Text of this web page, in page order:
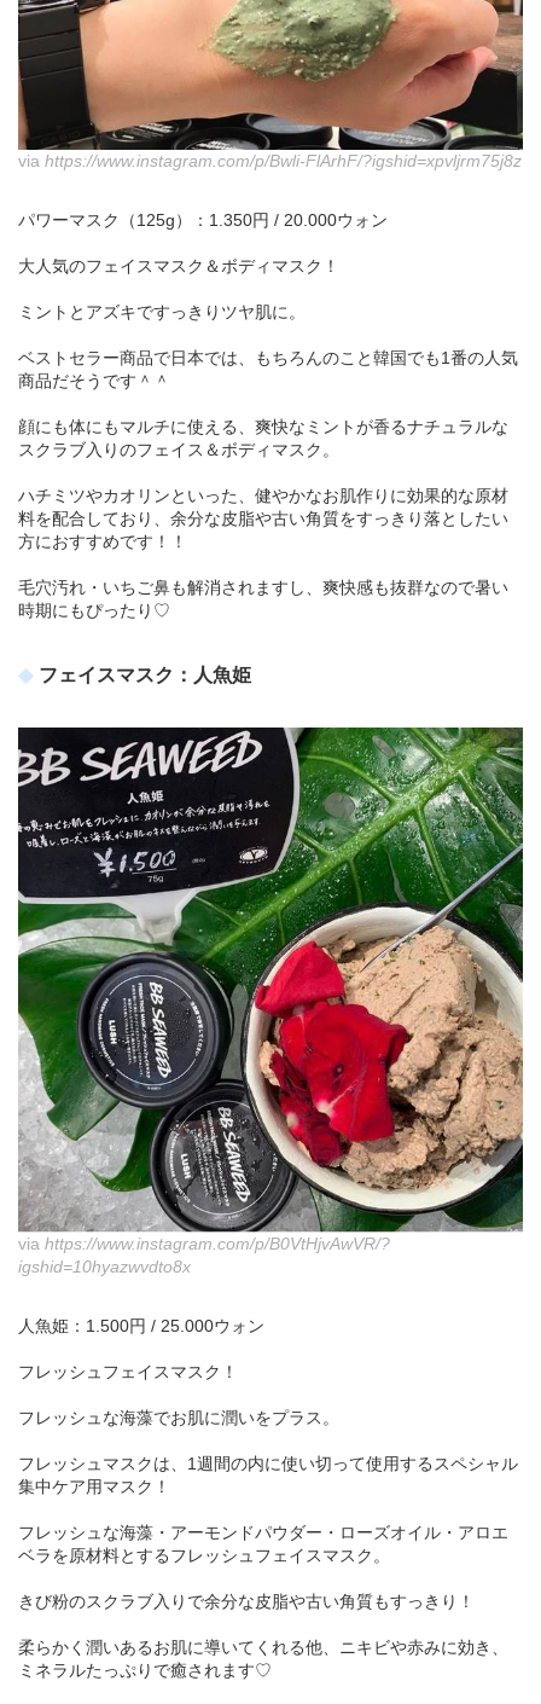
via https://www.instagram.com/p/Bwli-FlArhF/?igshid=xpvljrm75j8z
パワーマスク（125g）：1.350円 / 20.000ウォン
大人気のフェイスマスク＆ボディマスク！
ミントとアズキですっきりツヤ肌に。
ベストセラー商品で日本では、もちろんのこと韓国でも1番の人気
商品だそうです＾＾
顔にも体にもマルチに使える、爽快なミントが香るナチュラルな
スクラブ入りのフェイス＆ボディマスク。
ハチミツやカオリンといった、健やかなお肌作りに効果的な原材
料を配合しており、余分な皮脂や古い角質をすっきり落としたい
方におすすめです！！
毛穴汚れ・いちご鼻も解消されますし、爽快感も抜群なので暑い
時期にもぴったり♡
フェイスマスク：人魚姫
via https://www.instagram.com/p/B0VtHjvAwVR/?
igshid=10hyazwvdto8x
人魚姫：1.500円 / 25.000ウォン
フレッシュフェイスマスク！
フレッシュな海藻でお肌に潤いをプラス。
フレッシュマスクは、1週間の内に使い切って使用するスペシャル
集中ケア用マスク！
フレッシュな海藻・アーモンドパウダー・ローズオイル・アロエ
ベラを原材料とするフレッシュフェイスマスク。
きび粉のスクラブ入りで余分な皮脂や古い角質もすっきり！
柔らかく潤いあるお肌に導いてくれる他、ニキビや赤みに効き、
ミネラルたっぷりで癒されます♡